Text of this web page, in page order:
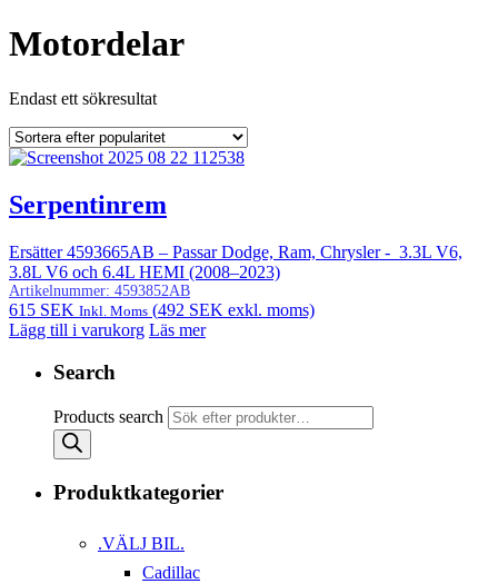
Motordelar
Endast ett sökresultat
Serpentinrem
Ersätter 4593665AB – Passar Dodge, Ram, Chrysler - 3.3L V6,
3.8L V6 och 6.4L HEMI (2008–2023)
Artikelnummer: 4593852AB
615 SEK Inkl. Moms (492 SEK exkl. moms)
Lägg till i varukorg Läs mer
Search
Products search
Produktkategorier
.VÄLJ BIL.
Cadillac